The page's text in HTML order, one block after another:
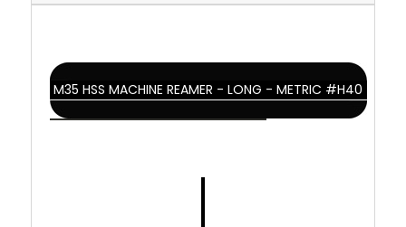
M35 HSS MACHINE REAMER - LONG - METRIC #H40